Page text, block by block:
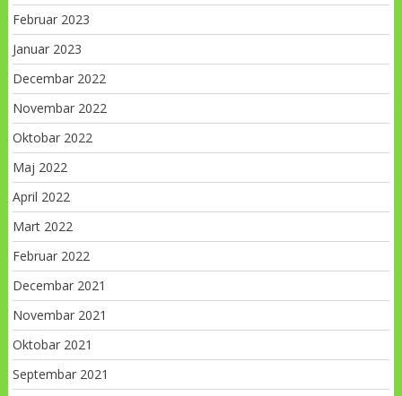
Februar 2023
Januar 2023
Decembar 2022
Novembar 2022
Oktobar 2022
Maj 2022
April 2022
Mart 2022
Februar 2022
Decembar 2021
Novembar 2021
Oktobar 2021
Septembar 2021